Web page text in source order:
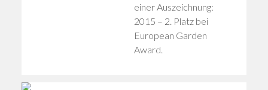
einer Auszeichnung:
2015 – 2. Platz bei
European Garden
Award.